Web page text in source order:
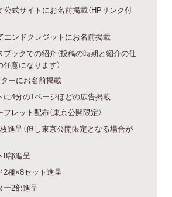
公式サイトにお名前掲載（HPリンク付
エンドクレジットにお名前掲載
ックでの紹介（投稿の時期と紹介の仕
意になります）
ーにお名前掲載
に4分の1ページほどの広告掲載
レット配布（東京公開限定）
進呈（但し東京公開限定となる場合が
8部進呈
2種×8セット進呈
ー2部進呈